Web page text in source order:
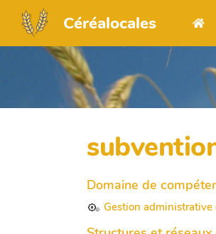
Aller au contenu principal
Céréalocales
Domaine de
Gestion administrative